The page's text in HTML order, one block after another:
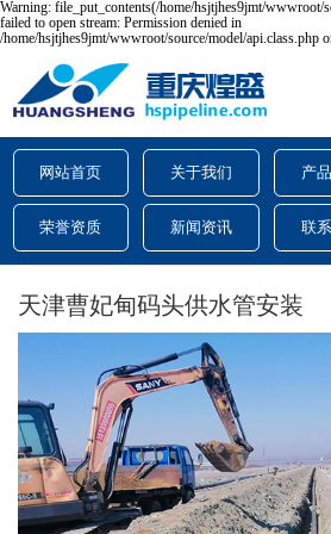
Warning: file_put_contents(/home/hsjtjhes9jmt/wwwroot/
failed to open stream: Permission denied in
/home/hsjtjhes9jmt/wwwroot/source/model/api.class.php
网站首页 关于我们 产
荣誉资质 新闻资讯 联
天津曹妃甸码头供水管安装